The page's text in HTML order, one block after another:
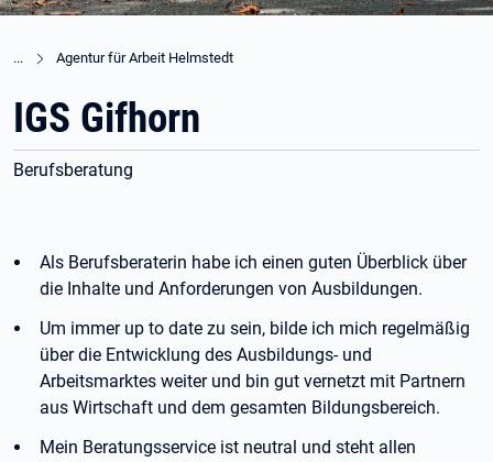
Agentur für Arbeit Helmstedt
IGS Gifhorn
Berufsberatung
Als Berufsberaterin habe ich einen guten Überblick über
die Inhalte und Anforderungen von Ausbildungen.
Um immer up to date zu sein, bilde ich mich regelmäßig
über die Entwicklung des Ausbildungs- und
Arbeitsmarktes weiter und bin gut vernetzt mit Partnern
aus Wirtschaft und dem gesamten Bildungsbereich.
Mein Beratungsservice ist neutral und steht allen